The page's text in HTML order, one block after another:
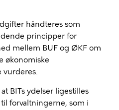
håndteres som
principper for
mellem BUF og ØKF om
økonomiske
BITs ydelser ligestilles
forvaltningerne, som i